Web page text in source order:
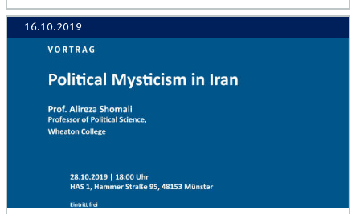
16.10.2019